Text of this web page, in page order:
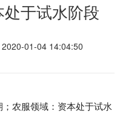
于试水阶段
2020-01-04 14:04:50